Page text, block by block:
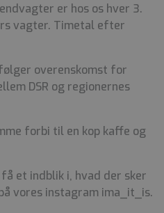
er hos os hver 3.
vagter. Timetal efter
overenskomst for
DSR og regionernes
forbi til en kop kaffe og
et indblik i, hvad der sker
vores instagram ima_it_is.